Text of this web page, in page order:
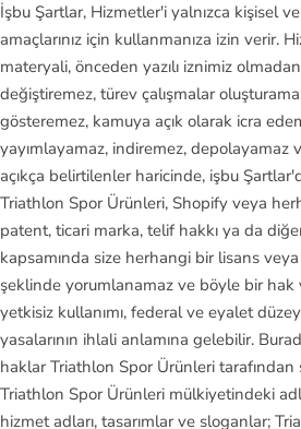
İşbu Şartlar, Hizmetler'i yalnızca kişisel
amaçlarınız için kullanmanıza izin verir.
materyali, önceden yazılı iznimiz
değiştiremez, türev çalışmalar
gösteremez, kamuya açık olarak icra
yayımlayamaz, indiremez, depolayamaz
açıkça belirtilenler haricinde, işbu
Triathlon Spor Ürünleri, Shopify veya
patent, ticari marka, telif hakkı ya da
kapsamında size herhangi bir lisans veya
şeklinde yorumlanamaz ve böyle bir hak
yetkisiz kullanımı, federal ve eyalet
yasalarının ihlali anlamına gelebilir.
haklar Triathlon Spor Ürünleri tarafından
Triathlon Spor Ürünleri mülkiyetindeki
hizmet adları, tasarımlar ve sloganlar;